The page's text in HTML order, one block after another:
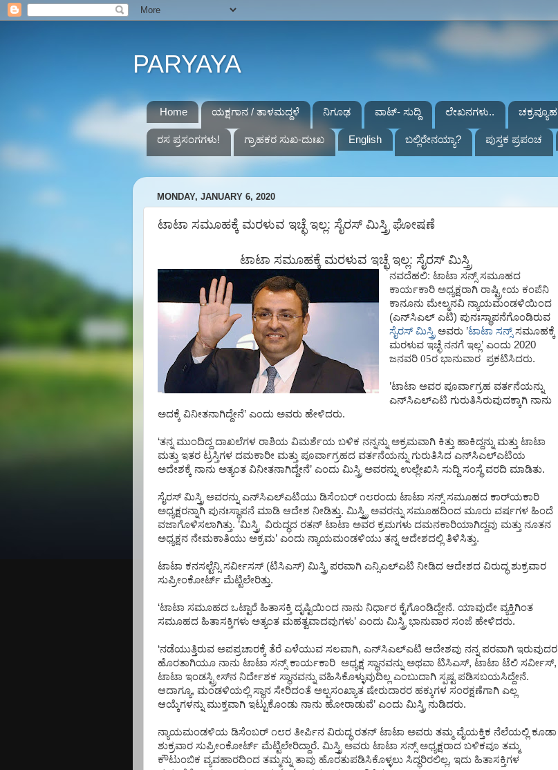
PARYAYA
Home ಯಕ್ಷಗಾನ / ತಾಳಮದ್ದಳೆ ನಿಗೂಢ ವಾಟ್- ಸುದ್ದಿ ಲೇಖನಗಳು.. ಚಕ್ರವ್ಯೂಹ
ರಸ ಪ್ರಸಂಗಗಳು! ಗ್ರಾಹಕರ ಸುಖ-ದುಃಖ English ಬಲ್ಲಿರೇನಯ್ಯಾ? ಪುಸ್ತಕ ಪ್ರಪಂಚ
MONDAY, JANUARY 6, 2020
ಟಾಟಾ ಸಮೂಹಕ್ಕೆ ಮರಳುವ ಇಚ್ಛೆ ಇಲ್ಲ: ಸೈರಸ್ ಮಿಸ್ತ್ರಿ ಘೋಷಣೆ
ಟಾಟಾ ಸಮೂಹಕ್ಕೆ ಮರಳುವ ಇಚ್ಛೆ ಇಲ್ಲ: ಸೈರಸ್ ಮಿಸ್ತ್ರಿ
ನವದೆಹಲಿ: ಟಾಟಾ ಸನ್ಸ್ ಸಮೂಹದ
ಕಾರ್ಯಕಾರಿ ಅಧ್ಯಕ್ಷರಾಗಿ ರಾಷ್ಟ್ರೀಯ ಕಂಪೆನಿ
ಕಾನೂನು ಮೇಲ್ಮನವಿ ನ್ಯಾಯಮಂಡಳಿಯಿಂದ
(ಎನ್ಸಿಎಲ್ ಎಟಿ) ಪುನಃಸ್ಥಾಪನೆಗೊಂಡಿರುವ
ಸೈರಸ್ ಮಿಸ್ತ್ರಿ ಅವರು’ಟಾಟಾ ಸನ್ಸ್ ಸಮೂಹಕ್ಕೆ
ಮರಳುವ ಇಚ್ಛೆ ನನಗೆ ಇಲ್ಲ’ ಎಂದು2020
ಜನವರಿ 05ರ ಭಾನುವಾರ ಪ್ರಕಟಿಸಿದರು.
’ಟಾಟಾ ಅವರ ಪೂರ್ವಾಗ್ರಹ ವರ್ತನೆಯನ್ನು
ಎನ್ಸಿಎಲ್ಎಟಿ ಗುರುತಿಸಿರುವುದಕ್ಕಾಗಿ ನಾನು
ಅದಕ್ಕೆ ವಿನೀತನಾಗಿದ್ದೇನೆ’ ಎಂದು ಅವರು ಹೇಳಿದರು.
‘ತನ್ನ ಮುಂದಿದ್ದ ದಾಖಲೆಗಳ ರಾಶಿಯ ವಿಮರ್ಶೆಯ ಬಳಿಕ ನನ್ನನ್ನು ಅಕ್ರಮವಾಗಿ ಕಿತ್ತು ಹಾಕಿದ್ದನ್ನು ಮತ್ತು ಟಾಟಾ
ಮತ್ತು ಇತರ ಟ್ರಸ್ತಿಗಳ ದಮಕಾರೀ ಮತ್ತು ಪೂರ್ವಾಗ್ರಹದ ವರ್ತನೆಯನ್ನು ಗುರುತಿಸಿದ ಎನ್ಸಿಎಲ್ಎಟಿಯ
ಅದೇಶಕ್ಕೆ ನಾನು ಅತ್ಯಂತ ವಿನೀತನಾಗಿದ್ದೇನೆ’ ಎಂದು ಮಿಸ್ತ್ರಿ ಅವರನ್ನು ಉಲ್ಲೇಖಿಸಿ ಸುದ್ದಿ ಸಂಸ್ಥೆ ವರದಿ ಮಾಡಿತು.
ಸೈರಸ್ ಮಿಸ್ತ್ರಿ ಅವರನ್ನು ಎನ್ಸಿಎಲ್ಎಟಿಯು ಡಿಸೆಂಬರ್ ೧೮ರಂದು ಟಾಟಾ ಸನ್ಸ್ ಸಮೂಹದ ಕಾರ್ಯಕಾರಿ
ಅಧ್ಯಕ್ಷರನ್ನಾಗಿ ಪುನಃಸ್ಥಾಪನೆ ಮಾಡಿ ಆದೇಶ ನೀಡಿತ್ತು. ಮಿಸ್ತ್ರ್ರಿ ಅವರನ್ನು ಸಮೂಹದಿಂದ ಮೂರು ವರ್ಷಗಳ ಹಿಂದೆ
ವಜಾಗೊಳಿಸಲಾಗಿತ್ತು. ’ಮಿಸ್ತ್ರಿ ವಿರುದ್ಧದ ರತನ್ ಟಾಟಾ ಅವರ ಕ್ರಮಗಳು ದಮನಕಾರಿಯಾಗಿದ್ದವು ಮತ್ತು ನೂತನ
ಅಧ್ಯಕ್ಷನ ನೇಮಕಾತಿಯು ಅಕ್ರಮ’ ಎಂದು ನ್ಯಾಯಮಂಡಳಿಯು ತನ್ನ ಆದೇಶದಲ್ಲಿ ತಿಳಿಸಿತ್ತು.
ಟಾಟಾ ಕನಸಲ್ಟೆನ್ಸಿ ಸರ್ವೀಸಸ್(ಟಿಸಿಎಸ್) ಮಿಸ್ತ್ರಿ ಪರವಾಗಿ ಎನ್ಸಿಎಲ್ಎಟಿ ನೀಡಿದ ಆದೇಶದ ವಿರುದ್ಧ ಶುಕ್ರವಾರ
ಸುಪ್ರೀಂಕೋರ್ಟ್ ಮೆಟ್ಟಿಲೇರಿತ್ತು.
‘ಟಾಟಾ ಸಮೂಹದ ಒಟ್ಟಾರೆ ಹಿತಾಸಕ್ತಿ ದೃಷ್ಟಿಯಿಂದ ನಾನು ನಿರ್ಧಾರ ಕೈಗೊಂಡಿದ್ದೇನೆ. ಯಾವುದೇ ವ್ಯಕ್ತಿಗಿಂತ
ಸಮೂಹದ ಹಿತಾಸಕ್ತಿಗಳು ಅತ್ಯಂತ ಮಹತ್ವವಾದವುಗಳು’ ಎಂದು ಮಿಸ್ತ್ರಿ ಭಾನುವಾರ ಸಂಜೆ ಹೇಳಿದರು.
‘ನಡೆಯುತ್ತಿರುವ ಅಪಪ್ರಚಾರಕ್ಕೆ ತೆರೆ ಎಳೆಯುವ ಸಲವಾಗಿ, ಎನ್ಸಿಎಲ್ಎಟಿ ಆದೇಶವು ನನ್ನ ಪರವಾಗಿ ಇರುವುದರ
ಹೊರತಾಗಿಯೂ ನಾನು ಟಾಟಾ ಸನ್ಸ್ ಕಾರ್ಯಕಾರಿ ಅಧ್ಯಕ್ಷ ಸ್ಥಾನವನ್ನು ಅಥವಾ ಟಿಸಿಎಸ್, ಟಾಟಾ ಟೆಲಿ ಸರ್ವೀಸ್,
ಟಾಟಾ ಇಂಡಸ್ಟ್ರೀಸ್ನ ನಿರ್ದೇಶಕ ಸ್ಥಾನವನ್ನು ವಹಿಸಿಕೊಳ್ಳುವುದಿಲ್ಲ ಎಂಬುದಾಗಿ ಸ್ಪಷ್ಟ ಪಡಿಸಬಯಸಿದ್ದೇನೆ.
ಆದಾಗ್ಯೂ, ಮಂಡಳಿಯಲ್ಲಿ ಸ್ಥಾನ ಸೇರಿದಂತೆ ಅಲ್ಪಸಂಖ್ಯಾತ ಷೇರುದಾರರ ಹಕ್ಕುಗಳ ಸಂರಕ್ಷಣೆಗಾಗಿ ಎಲ್ಲ
ಆಯ್ಕೆಗಳನ್ನು ಮುಕ್ತವಾಗಿ ಇಟ್ಟುಕೊಂಡು ನಾನು ಹೋರಾಡುವೆ’ ಎಂದು ಮಿಸ್ತ್ರಿ ನುಡಿದರು.
ನ್ಯಾಯಮಂಡಳಿಯ ಡಿಸೆಂಬರ್ ೧೮ರ ತೀರ್ಪಿನ ವಿರುದ್ಧ ರತನ್ ಟಾಟಾ ಅವರು ತಮ್ಮ ವೈಯಕ್ತಿಕ ನೆಲೆಯಲ್ಲಿ ಕೂಡಾ
ಶುಕ್ರವಾರ ಸುಪ್ರೀಂಕೋರ್ಟ್ ಮೆಟ್ಟಿಲೇರಿದ್ದಾರೆ. ಮಿಸ್ತ್ರಿ ಅವರು ಟಾಟಾ ಸನ್ಸ್ ಅಧ್ಯಕ್ಷರಾದ ಬಳಿಕವೂ ತಮ್ಮ
ಕೌಟುಂಬಿಕ ವ್ಯವಹಾರದಿಂದ ತಮ್ಮನ್ನು ತಾವು ಹೊರತುಪಡಿಸಿಕೊಳ್ಳಲು ಸಿದ್ಧರಿರಲಿಲ್ಲ, ಇದು ಹಿತಾಸಕ್ತಿಗಳ